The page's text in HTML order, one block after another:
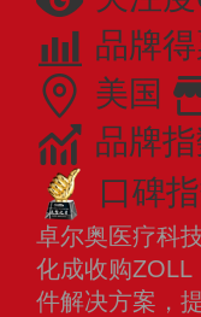
品牌
美国
品牌
口碑
卓尔奥医疗科
化成收购ZOLL
件解决方案，